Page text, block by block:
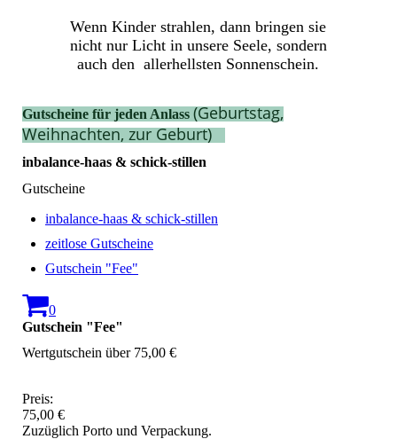
Wenn Kinder strahlen, dann bringen sie
nicht nur Licht in unsere Seele, sondern
auch den allerhellsten Sonnenschein.
Gutscheine für jeden Anlass (Geburtstag,
Weihnachten, zur Geburt)
inbalance-haas & schick-stillen
Gutscheine
inbalance-haas & schick-stillen
zeitlose Gutscheine
Gutschein "Fee"
0
Gutschein "Fee"
Wertgutschein über 75,00 €
Preis:
75,00 €
Zuzüglich Porto und Verpackung.